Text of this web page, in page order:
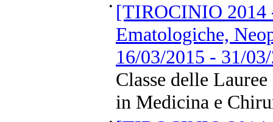
• [TIROCINIO 2014
Ematologiche,
16/03/2015 - 31/
Classe delle
in Medicina e